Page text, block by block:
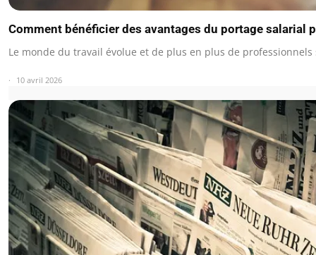
Comment bénéficier des avantages du portage salarial
Le monde du travail évolue et de plus en plus de
10 avril 2026